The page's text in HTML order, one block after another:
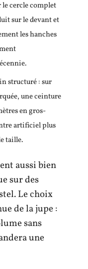
le cercle complet
sur le devant et
les hanches
structuré : sur
une ceinture
en gros-
artificiel plus
taille.
aussi bien
sur des
Le choix
de la jupe :
sans
une